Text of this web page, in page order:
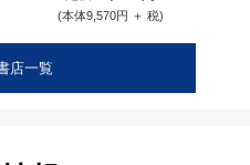
(本体9,570円 ＋ 税)
店一覧